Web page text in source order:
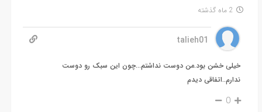
2 ماه گذشته
talieh01
خیلی خشن بود.من دوست نداشتم…چون این سبک رو دوست
ندارم..اتفاقی دیدم
0